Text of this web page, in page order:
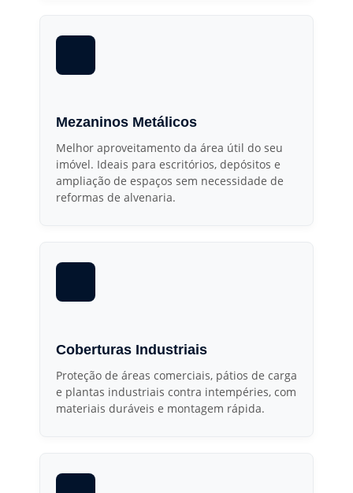
Mezaninos Metálicos
Melhor aproveitamento da área útil do seu
imóvel. Ideais para escritórios, depósitos e
ampliação de espaços sem necessidade de
reformas de alvenaria.
Coberturas Industriais
Proteção de áreas comerciais, pátios de carga
e plantas industriais contra intempéries, com
materiais duráveis e montagem rápida.